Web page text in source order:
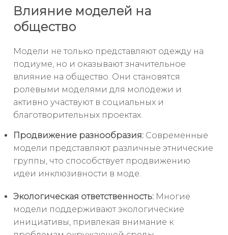
Влияние моделей на
общество
Модели не только представляют одежду на
подиуме, но и оказывают значительное
влияние на общество. Они становятся
ролевыми моделями для молодежи и
активно участвуют в социальных и
благотворительных проектах.
Продвижение разнообразия: Современные
модели представляют различные этнические
группы, что способствует продвижению
идеи инклюзивности в моде.
Экологическая ответственность: Многие
модели поддерживают экологические
инициативы, привлекая внимание к